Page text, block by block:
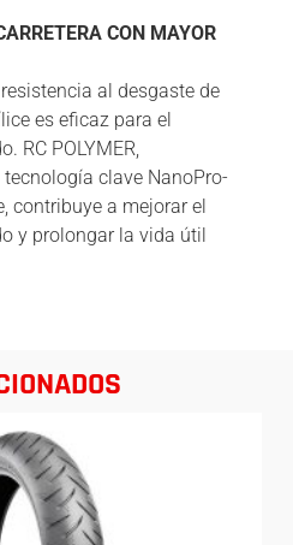
CON MAYOR
al desgaste de
es eficaz para el
RC POLYMER,
clave NanoPro-
contribuye a mejorar el
y prolongar la vida útil